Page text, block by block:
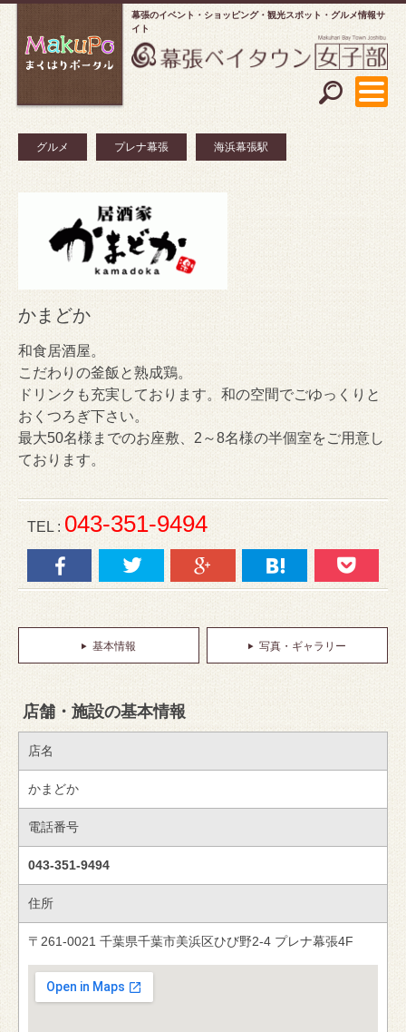
幕張のイベント・ショッピング
観光スポット・グルメ情報サ
イト
グルメ プレナ幕張 海浜幕張駅
かまどか
和食居酒屋。
こだわりの釜飯と熟成鶏。
ドリンクも充実しております。和の空間でごゆっくりと
おくつろぎ下さい。
最大50名様までのお座敷、2～8名様の半個室をご用意し
ております。
TEL : 043-351-9494
基本情報 写真・ギャラリー
店舗・施設の基本情報
店名
かまどか
電話番号
043-351-9494
住所
〒261-0021 千葉県千葉市美浜区ひび野2-4 プレナ幕張4F